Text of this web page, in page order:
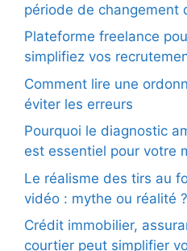
période de changement
Plateforme freelance
simplifiez vos
Comment lire une
éviter les erreurs
Pourquoi le diagnostic
est essentiel pour votre
Le réalisme des tirs au
vidéo : mythe ou réalité ?
Crédit immobilier,
courtier peut simplifier